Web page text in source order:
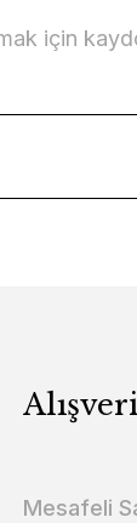
için
Mesafeli